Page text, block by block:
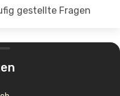
gestellte Fragen